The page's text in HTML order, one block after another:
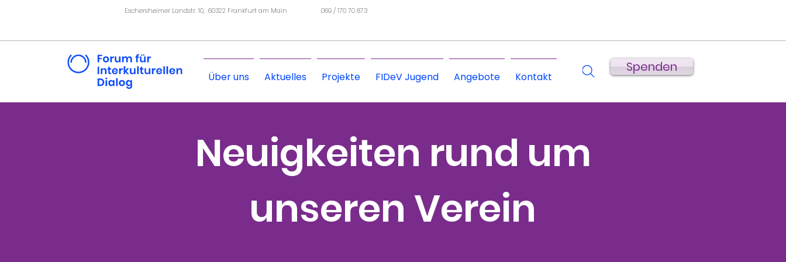
Eschersheimer Landstr. 10, 60322 Frankfurt am Main 069 / 170 70 873
Über uns Aktuelles Projekte FIDeV Jugend Angebote Kontakt
Spenden
Neuigkeiten rund um
unseren Verein